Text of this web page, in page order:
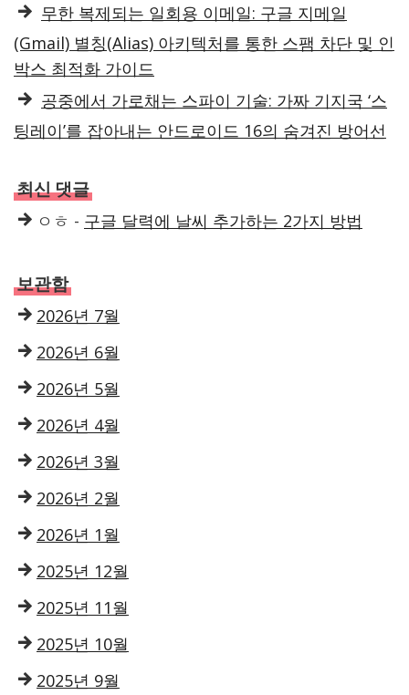
무한 복제되는 일회용 이메일: 구글 지메일
(Gmail) 별칭(Alias) 아키텍처를 통한 스팸 차단 및 인
박스 최적화 가이드
공중에서 가로채는 스파이 기술: 가짜 기지국 ‘스
팅레이’를 잡아내는 안드로이드 16의 숨겨진 방어선
최신 댓글
ㅇㅎ - 구글 달력에 날씨 추가하는 2가지 방법
보관함
2026년 7월
2026년 6월
2026년 5월
2026년 4월
2026년 3월
2026년 2월
2026년 1월
2025년 12월
2025년 11월
2025년 10월
2025년 9월